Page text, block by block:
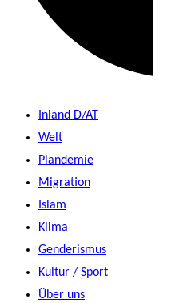
Inland D/AT
Welt
Plandemie
Migration
Islam
Klima
Genderismus
Kultur / Sport
Über uns